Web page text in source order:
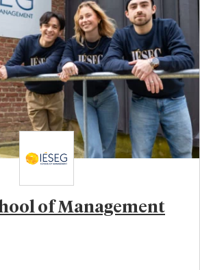
of Management